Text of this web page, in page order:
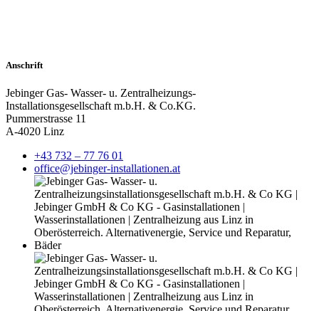
Anschrift
Jebinger Gas- Wasser- u. Zentralheizungs-
Installationsgesellschaft m.b.H. & Co.KG.
Pummerstrasse 11
A-4020 Linz
+43 732 – 77 76 01
office@jebinger-installationen.at